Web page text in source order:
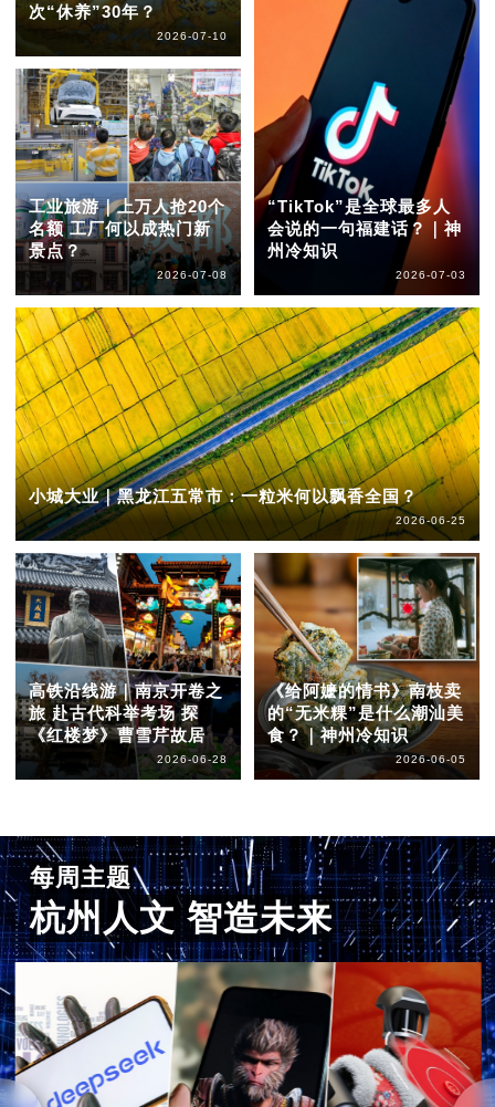
次“休养”30年？
2026-07-10
工业旅游｜上万人抢20个
名额 工厂何以成热门新
景点？
2026-07-08
“TikTok”是全球最多人
会说的一句福建话？｜神
州冷知识
2026-07-03
小城大业｜黑龙江五常市：一粒米何以飘香全国？
2026-06-25
高铁沿线游｜南京开卷之
旅 赴古代科举考场 探
《红楼梦》曹雪芹故居
2026-06-28
《给阿嬷的情书》南枝卖
的“无米粿”是什么潮汕美
食？｜神州冷知识
2026-06-05
每周主题
杭州人文 智造未来